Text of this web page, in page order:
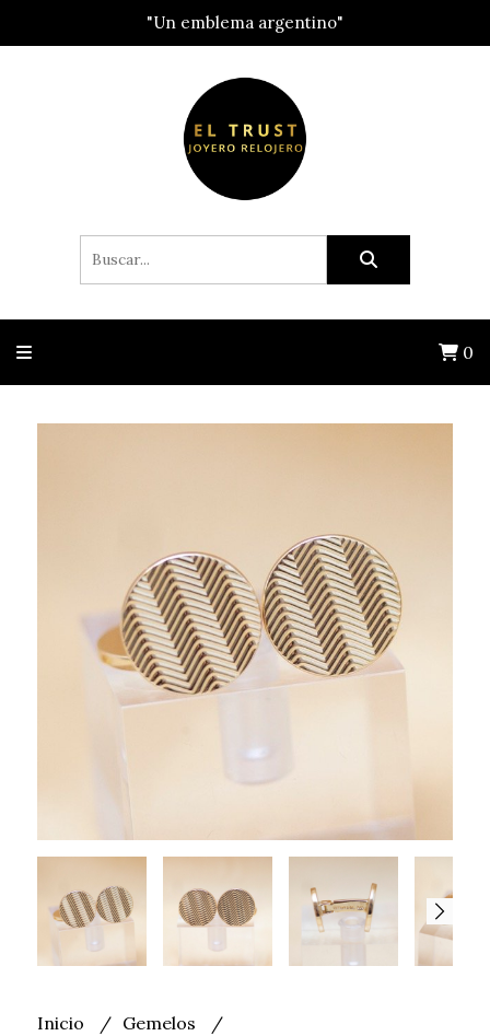
"Un emblema argentino"
0
Inicio
Gemelos